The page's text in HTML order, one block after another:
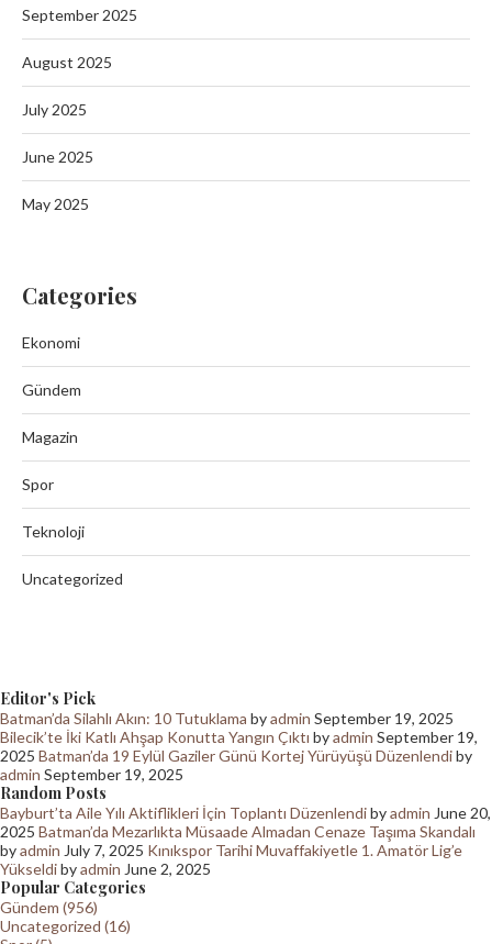
September 2025
August 2025
July 2025
June 2025
May 2025
Categories
Ekonomi
Gündem
Magazin
Spor
Teknoloji
Uncategorized
Editor's Pick
Batman’da Silahlı Akın: 10 Tutuklama byadmin September 19, 2025
Bilecik’te İki Katlı Ahşap Konutta Yangın Çıktı byadmin September 19,
2025 Batman’da 19 Eylül Gaziler Günü Kortej Yürüyüşü Düzenlendiby
admin September 19, 2025
Random Posts
Bayburt’ta Aile Yılı Aktiflikleri İçin Toplantı Düzenlendibyadmin June 20,
2025 Batman’da Mezarlıkta Müsaade Almadan Cenaze Taşıma Skandalı
byadmin July 7, 2025 Kınıkspor Tarihi Muvaffakiyetle 1. Amatör Lig’e
Yükseldibyadmin June 2, 2025
Popular Categories
Gündem (956)
Uncategorized (16)